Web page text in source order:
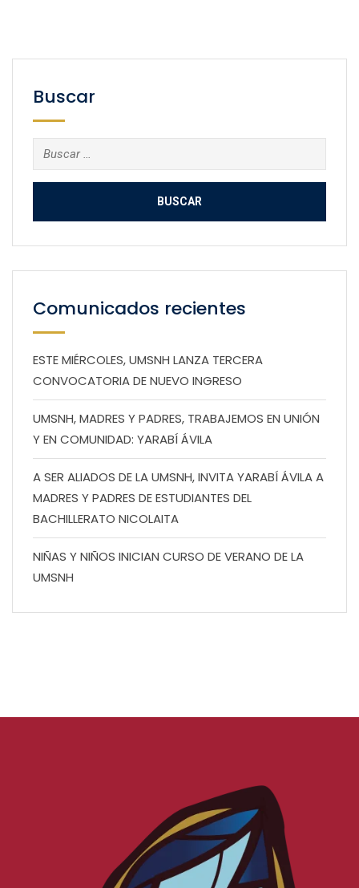
Buscar
Buscar:
Comunicados recientes
ESTE MIÉRCOLES, UMSNH LANZA TERCERA
CONVOCATORIA DE NUEVO INGRESO
UMSNH, MADRES Y PADRES, TRABAJEMOS EN UNIÓN
Y EN COMUNIDAD: YARABÍ ÁVILA
A SER ALIADOS DE LA UMSNH, INVITA YARABÍ ÁVILA A
MADRES Y PADRES DE ESTUDIANTES DEL
BACHILLERATO NICOLAITA
NIÑAS Y NIÑOS INICIAN CURSO DE VERANO DE LA
UMSNH